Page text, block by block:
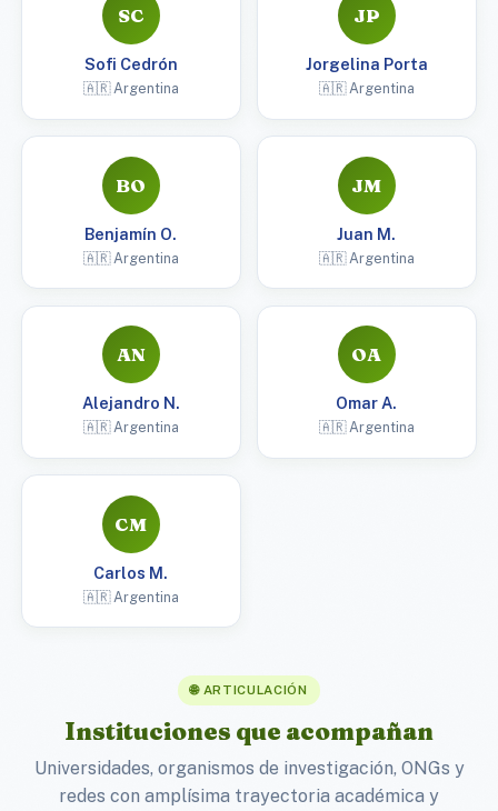
SC
Sofi Cedrón
🇦🇷 Argentina
JP
Jorgelina Porta
🇦🇷 Argentina
BO
Benjamín O.
🇦🇷 Argentina
JM
Juan M.
🇦🇷 Argentina
AN
Alejandro N.
🇦🇷 Argentina
OA
Omar A.
🇦🇷 Argentina
CM
Carlos M.
🇦🇷 Argentina
🌐 ARTICULACIÓN
Instituciones que acompañan
Universidades, organismos de investigación, ONGs y
redes con amplísima trayectoria académica y